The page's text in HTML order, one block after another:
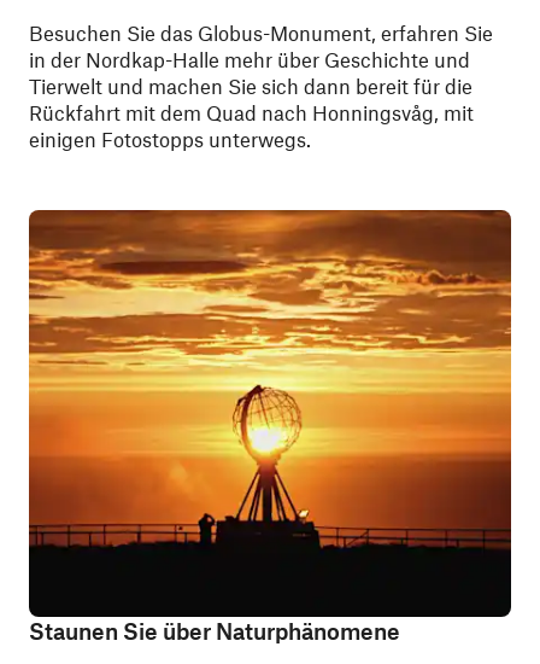
Besuchen Sie das Globus-Monument, erfahren Sie
in der Nordkap-Halle mehr über Geschichte und
Tierwelt und machen Sie sich dann bereit für die
Rückfahrt mit dem Quad nach Honningsvåg, mit
einigen Fotostopps unterwegs.
Staunen Sie über Naturphänomene